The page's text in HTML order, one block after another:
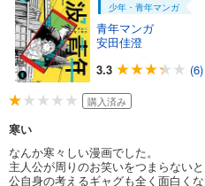
少年・青年マンガ
青年マンガ
安田佳澄
3.3
(6)
購入済み
寒い
なんか寒々しい漫画でした。
主人公が周りのお笑いをつまらない
公自身の考えるギャグも全く面白くな